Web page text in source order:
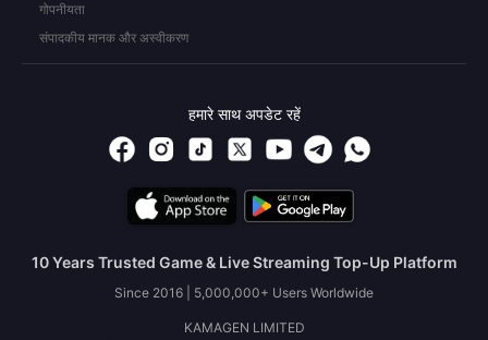
गोपनीयता
संपादकीय मानक और अस्वीकरण
हमारे साथ अपडेट रहें
10 Years Trusted Game & Live Streaming Top-Up Platform
Since 2016 | 5,000,000+ Users Worldwide
KAMAGEN LIMITED